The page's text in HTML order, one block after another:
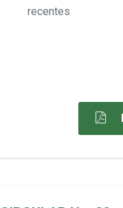
recentes